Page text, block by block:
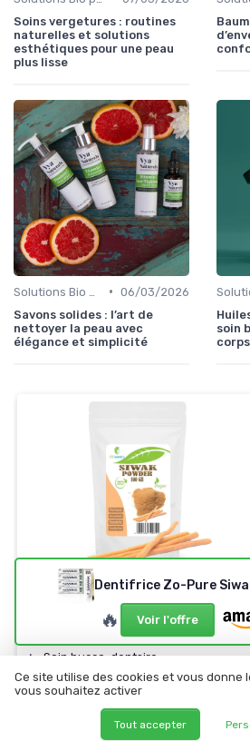
Soins vergetures : routines
naturelles et solutions
esthétiques pour une peau
plus lisse
• 06/03/2026
Savons solides : l’art de
nettoyer la peau avec
élégance et simplicité
soin
corps
ETC COSMETICS
Poudre de Siwak 100g
＋ Soin bucco-dentaire
＋ Blanchiment des dents
＋ Dentifrice alternatif
Facile à utiliser
4,4/5 — 127 avis
Dentifrice Zo-Pure
🔥 Voir l'offre
Ce site utilise des cookies et vous donne
vous souhaitez activer
Tout accepter